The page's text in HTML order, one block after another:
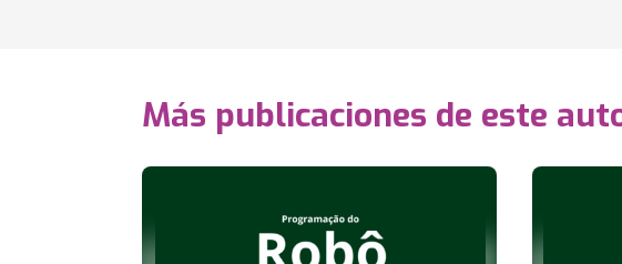
Más publicaciones de este